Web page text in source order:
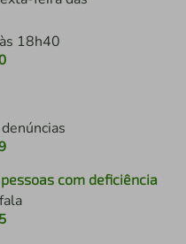
18h40
com deficiência